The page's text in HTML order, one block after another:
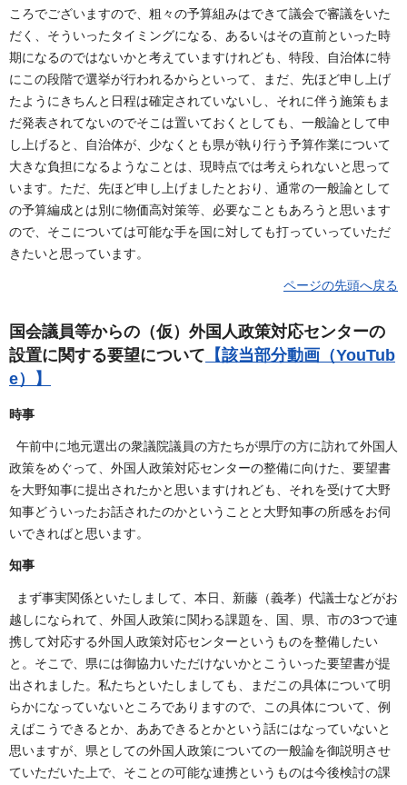
ころでございますので、粗々の予算組みはできて議会で審議をいた
だく、そういったタイミングになる、あるいはその直前といった時
期になるのではないかと考えていますけれども、特段、自治体に特
にこの段階で選挙が行われるからといって、まだ、先ほど申し上げ
たようにきちんと日程は確定されていないし、それに伴う施策もま
だ発表されてないのでそこは置いておくとしても、一般論として申
し上げると、自治体が、少なくとも県が執り行う予算作業について
大きな負担になるようなことは、現時点では考えられないと思って
います。ただ、先ほど申し上げましたとおり、通常の一般論として
の予算編成とは別に物価高対策等、必要なこともあろうと思います
ので、そこについては可能な手を国に対しても打っていっていただ
きたいと思っています。
ページの先頭へ戻る
国会議員等からの（仮）外国人政策対応センターの
設置に関する要望について 【該当部分動画（YouTub
e）】
時事
午前中に地元選出の衆議院議員の方たちが県庁の方に訪れて外国人
政策をめぐって、外国人政策対応センターの整備に向けた、要望書
を大野知事に提出されたかと思いますけれども、それを受けて大野
知事どういったお話されたのかということと大野知事の所感をお伺
いできればと思います。
知事
まず事実関係といたしまして、本日、新藤（義孝）代議士などがお
越しになられて、外国人政策に関わる課題を、国、県、市の3つで連
携して対応する外国人政策対応センターというものを整備したい
と。そこで、県には御協力いただけないかとこういった要望書が提
出されました。私たちといたしましても、まだこの具体について明
らかになっていないところでありますので、この具体について、例
えばこうできるとか、ああできるとかという話にはなっていないと
思いますが、県としての外国人政策についての一般論を御説明させ
ていただいた上で、そことの可能な連携というものは今後検討の課